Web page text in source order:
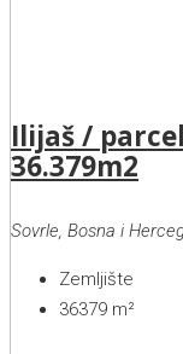
Ilijaš /
36.379m2
Sovrle, Bosna i
Zemljište
36379 m²